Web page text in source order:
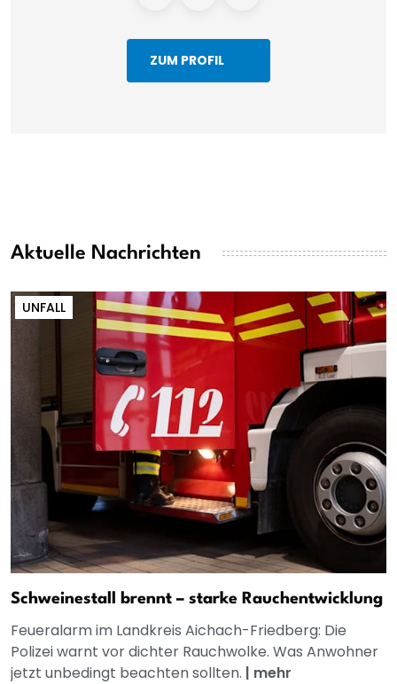
ZUM PROFIL
Aktuelle Nachrichten
UNFALL
Schweinestall brennt – starke Rauchentwicklung
Feueralarm im Landkreis Aichach-Friedberg: Die
Polizei warnt vor dichter Rauchwolke. Was Anwohner
jetzt unbedingt beachten sollten. | mehr